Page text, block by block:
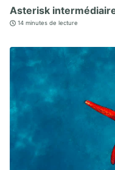
Asterisk
14 minutes de lecture